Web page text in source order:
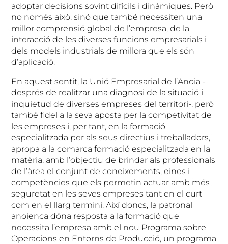
adoptar decisions sovint difícils i dinàmiques. Però
no només això, sinó que també necessiten una
millor comprensió global de l’empresa, de la
interacció de les diverses funcions empresarials i
dels models industrials de millora que els són
d’aplicació.
En aquest sentit, la Unió Empresarial de l’Anoia -
després de realitzar una diagnosi de la situació i
inquietud de diverses empreses del territori-, però
també fidel a la seva aposta per la competivitat de
les empreses i, per tant, en la formació
especialitzada per als seus directius i treballadors,
apropa a la comarca formació especialitzada en la
matèria, amb l’objectiu de brindar als professionals
de l’àrea el conjunt de coneixements, eines i
competències que els permetin actuar amb més
seguretat en les seves empreses tant en el curt
com en el llarg termini. Així doncs, la patronal
anoienca dóna resposta a la formació que
necessita l’empresa amb el nou Programa sobre
Operacions en Entorns de Producció, un programa